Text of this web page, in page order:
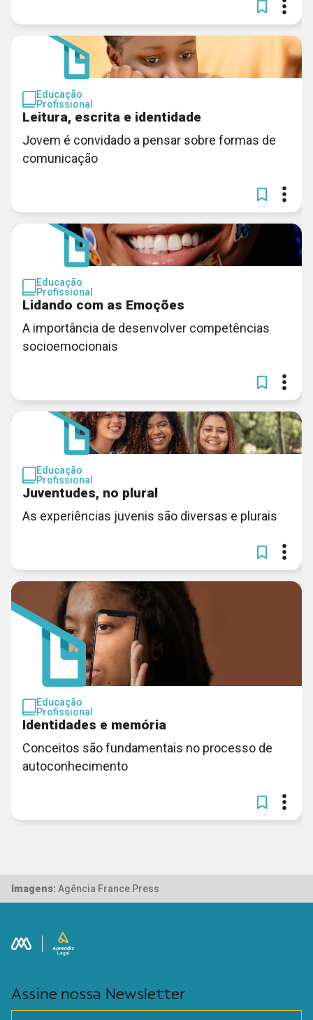
Educação
Profissional
Leitura, escrita e identidade
Jovem é convidado a pensar sobre formas de
comunicação
Educação
Profissional
Lidando com as Emoções
A importância de desenvolver competências
socioemocionais
Educação
Profissional
Juventudes, no plural
As experiências juvenis são diversas e plurais
Educação
Profissional
Identidades e memória
Conceitos são fundamentais no processo de
autoconhecimento
Imagens: Agência France Press
Assine nossa Newsletter